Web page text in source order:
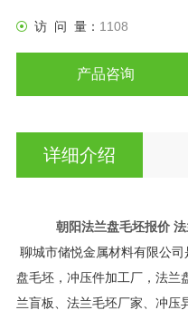
访 问 量： 1108
产品咨询
详细介绍
朝阳法兰盘毛坯报价
聊城市储悦金属材料有限公
盘毛坯，冲压件加工厂，法兰
兰盲板、法兰毛坯厂家、冲压